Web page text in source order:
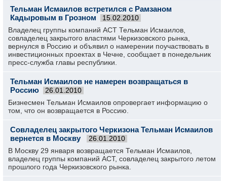
Тельман Исмаилов встретился с Рамзаном
Кадыровым в Грозном
15.02.2010
Владелец группы компаний АСТ Тельман Исмаилов,
совладелец закрытого властями Черкизовского рынка,
вернулся в Россию и объявил о намерении поучаствовать в
инвестиционных проектах в Чечне, сообщает в понедельник
пресс-служба главы республики.
Тельман Исмаилов не намерен возвращаться в
Россию
26.01.2010
Бизнесмен Тельман Исмаилов опровергает информацию о
том, что он возвращается в Россию.
Совладелец закрытого Черкизона Тельман Исмаилов
вернется в Москву
26.01.2010
В Москву 29 января возвращается Тельман Исмаилов,
владелец группы компаний АСТ, совладелец закрытого летом
прошлого года Черкизовского рынка.